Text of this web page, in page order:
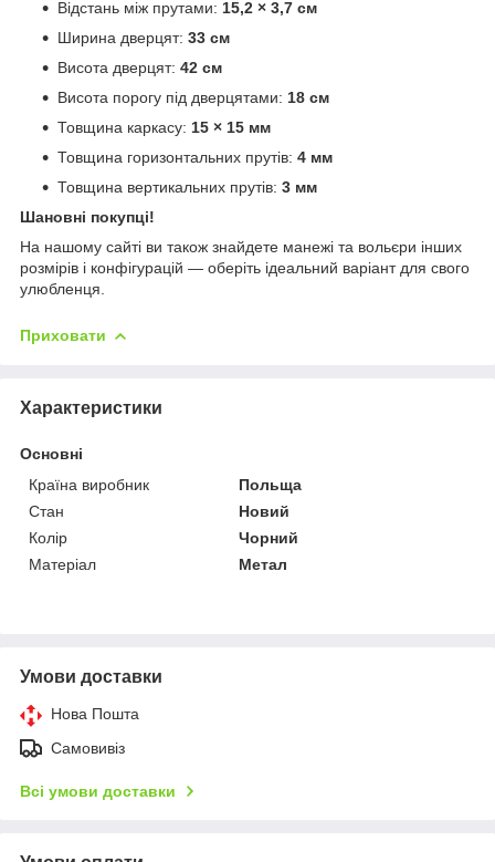
Відстань між прутами: 15,2 × 3,7 см
Ширина дверцят: 33 см
Висота дверцят: 42 см
Висота порогу під дверцятами: 18 см
Товщина каркасу: 15 × 15 мм
Товщина горизонтальних прутів: 4 мм
Товщина вертикальних прутів: 3 мм
Шановні покупці!
На нашому сайті ви також знайдете манежі та вольєри інших
розмірів і конфігурацій — оберіть ідеальний варіант для свого
улюбленця.
Приховати
Характеристики
Основні
Країна виробник
Польща
Стан
Новий
Колір
Чорний
Матеріал
Метал
Умови доставки
Нова Пошта
Самовивіз
Всі умови доставки